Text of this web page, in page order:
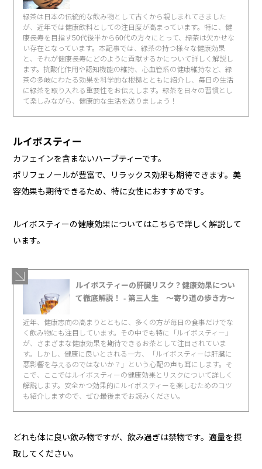
緑茶は日本の伝統的な飲み物として古くから親しまれてきました
が、近年では健康飲料としての注目度が高まっています。特に、健
康長寿を目指す50代後半から60代の方々にとって、緑茶は欠かせな
い存在となっています。本記事では、緑茶の持つ様々な健康効果
と、それが健康長寿にどのように貢献するかについて詳しく解説し
ます。抗酸化作用や認知機能の維持、心血管系の健康維持など、緑
茶の多岐にわたる効果を科学的な根拠とともに紹介し、毎日の生活
に緑茶を取り入れる重要性をお伝えします。緑茶を日々の習慣とし
て楽しみながら、健康的な生活を送りましょう！
ルイボスティー
カフェインを含まないハーブティーです。
ポリフェノールが豊富で、リラックス効果も期待できます。美
容効果も期待できるため、特に女性におすすめです。
ルイボスティーの健康効果についてはこちらで詳しく解説して
います。
ルイボスティーの肝臓リスク？健康効果につい
て徹底解説！ - 第三人生 〜寄り道の歩き方〜
近年、健康志向の高まりとともに、多くの方が毎日の食事だけでな
く飲み物にも注目しています。その中でも特に「ルイボスティー」
が、さまざまな健康効果を期待できるお茶として注目されていま
す。しかし、健康に良いとされる一方、「ルイボスティーは肝臓に
悪影響を与えるのではないか？」という心配の声も耳にします。そ
こで、ここではルイボスティーの健康効果とリスクについて詳しく
解説します。安全かつ効果的にルイボスティーを楽しむためのコツ
も紹介しますので、ぜひ最後までお読みください。
どれも体に良い飲み物ですが、飲み過ぎは禁物です。適量を摂
取してください。